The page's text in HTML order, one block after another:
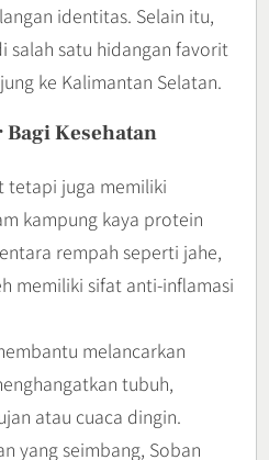
identitas. Selain itu,
salah satu hidangan favorit
ke Kalimantan Selatan.
Bagi Kesehatan
tetapi juga memiliki
kampung kaya protein
rempah seperti jahe,
memiliki sifat anti-inflamasi
melancarkan
tubuh,
atau cuaca dingin.
yang seimbang, Soban